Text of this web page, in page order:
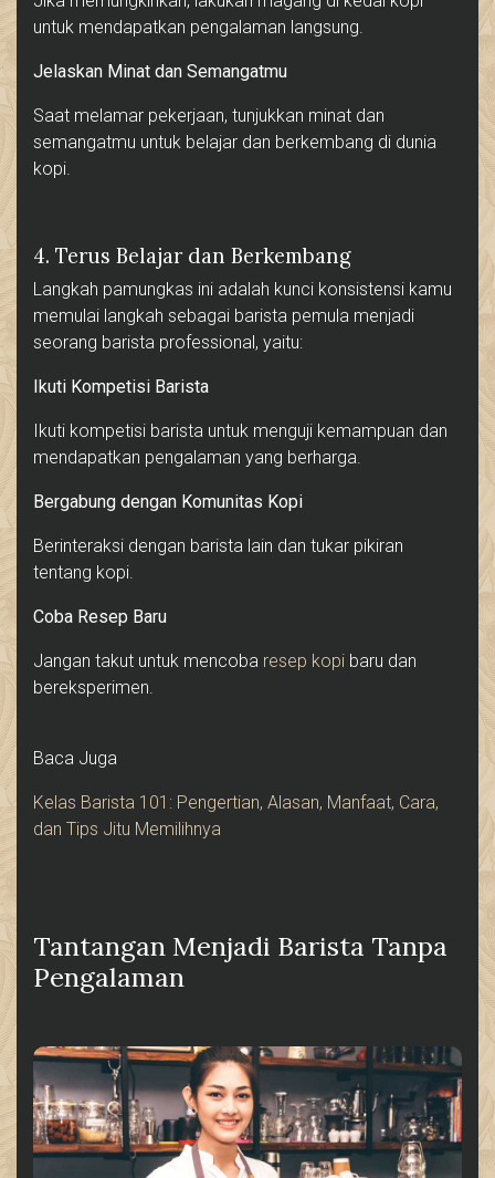
untuk mendapatkan pengalaman langsung.
Jelaskan Minat dan Semangatmu
Saat melamar pekerjaan, tunjukkan minat dan
semangatmu untuk belajar dan berkembang di dunia
kopi.
4. Terus Belajar dan Berkembang
Langkah pamungkas ini adalah kunci konsistensi kamu
memulai langkah sebagai barista pemula menjadi
seorang barista professional, yaitu:
Ikuti Kompetisi Barista
Ikuti kompetisi barista untuk menguji kemampuan dan
mendapatkan pengalaman yang berharga.
Bergabung dengan Komunitas Kopi
Berinteraksi dengan barista lain dan tukar pikiran
tentang kopi.
Coba Resep Baru
Jangan takut untuk mencoba resep kopi baru dan
bereksperimen.
Baca Juga
Kelas Barista 101: Pengertian, Alasan, Manfaat, Cara,
dan Tips Jitu Memilihnya
Tantangan Menjadi Barista Tanpa
Pengalaman